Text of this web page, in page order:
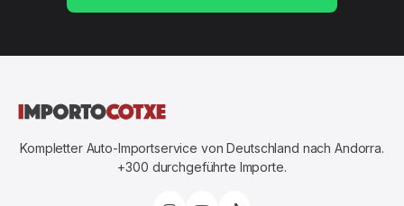
Kompletter Auto-Importservice von Deutschland nach Andorra.
+300 durchgeführte Importe.